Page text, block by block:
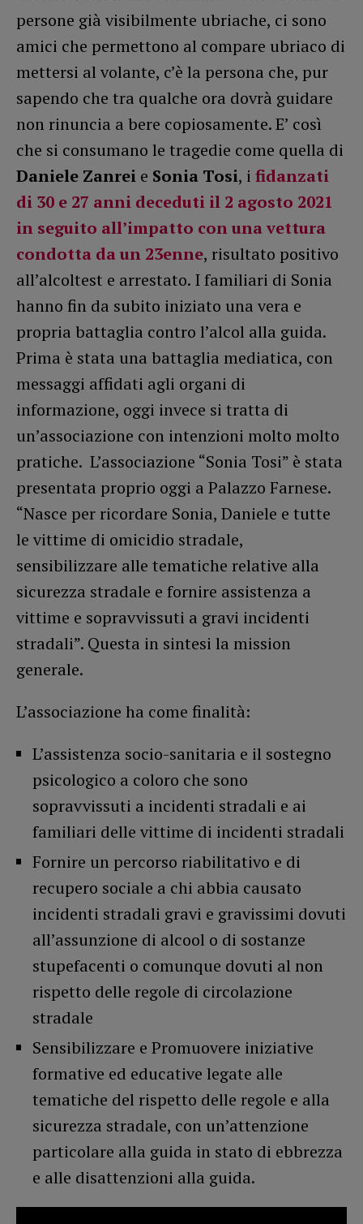
persone già visibilmente ubriache, ci sono
amici che permettono al compare ubriaco di
mettersi al volante, c’è la persona che, pur
sapendo che tra qualche ora dovrà guidare
non rinuncia a bere copiosamente. E’ così
che si consumano le tragedie come quella di
Daniele Zanrei e Sonia Tosi, i fidanzati
di 30 e 27 anni deceduti il 2 agosto 2021
in seguito all’impatto con una vettura
condotta da un 23enne, risultato positivo
all’alcoltest e arrestato. I familiari di Sonia
hanno fin da subito iniziato una vera e
propria battaglia contro l’alcol alla guida.
Prima è stata una battaglia mediatica, con
messaggi affidati agli organi di
informazione, oggi invece si tratta di
un’associazione con intenzioni molto molto
pratiche. L’associazione “Sonia Tosi” è stata
presentata proprio oggi a Palazzo Farnese.
“Nasce per ricordare Sonia, Daniele e tutte
le vittime di omicidio stradale,
sensibilizzare alle tematiche relative alla
sicurezza stradale e fornire assistenza a
vittime e sopravvissuti a gravi incidenti
stradali”. Questa in sintesi la mission
generale.
L’associazione ha come finalità:
L’assistenza socio-sanitaria e il sostegno
psicologico a coloro che sono
sopravvissuti a incidenti stradali e ai
familiari delle vittime di incidenti stradali
Fornire un percorso riabilitativo e di
recupero sociale a chi abbia causato
incidenti stradali gravi e gravissimi dovuti
all’assunzione di alcool o di sostanze
stupefacenti o comunque dovuti al non
rispetto delle regole di circolazione
stradale
Sensibilizzare e Promuovere iniziative
formative ed educative legate alle
tematiche del rispetto delle regole e alla
sicurezza stradale, con un’attenzione
particolare alla guida in stato di ebbrezza
e alle disattenzioni alla guida.